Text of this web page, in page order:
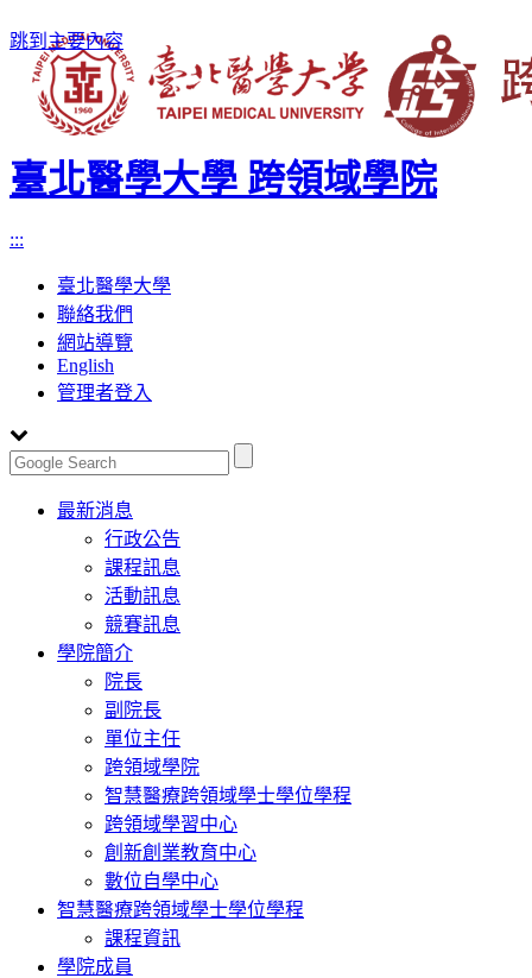
跳到主要內容
臺北醫學大學 跨領域學院
:::
臺北醫學大學
聯絡我們
網站導覽
English
管理者登入
Toggle
navigation
最新消息
行政公告
課程訊息
活動訊息
競賽訊息
學院簡介
院長
副院長
單位主任
跨領域學院
智慧醫療跨領域學士學位學程
跨領域學習中心
創新創業教育中心
數位自學中心
智慧醫療跨領域學士學位學程
課程資訊
學院成員